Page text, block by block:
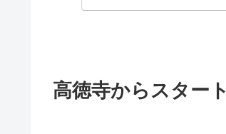
高徳寺からスタート